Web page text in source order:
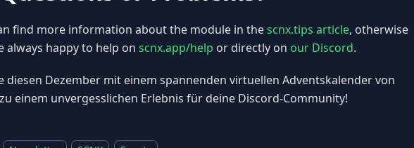
find more information about the module in thescnx.tips article, otherwise
always happy to help on scnx.app/help or directly on our Discord.
diesen Dezember mit einem spannenden virtuellen Adventskalender von
zu einem unvergesslichen Erlebnis für deine Discord-Community!